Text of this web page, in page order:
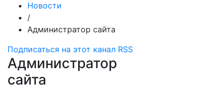
Новости
/
Администратор сайта
Подписаться на этот канал RSS
Администратор
сайта